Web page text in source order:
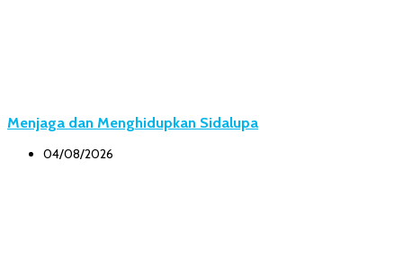
Menjaga dan Menghidupkan Sidalupa
04/08/2026